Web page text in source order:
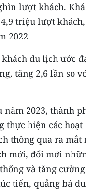
học - Công nghệ
trường
lượt khách.
triệu lượt khách,
2022.
du lịch ước
tăng 2,6 lần so
năm 2023, thành
thực hiện các hoạt
thông qua ra mắt
mới, đổi mới
và tăng cường
tiến, quảng bá